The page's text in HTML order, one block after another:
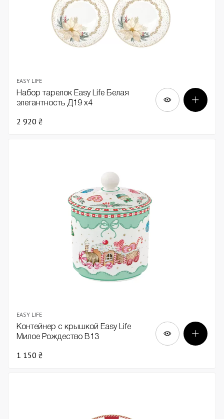
EASY LIFE
Набор тарелок Easy Life Белая
элегантность Д19 х4
2 920 ₴
EASY LIFE
Контейнер с крышкой Easy Life
Милое Рождество В13
1 150 ₴